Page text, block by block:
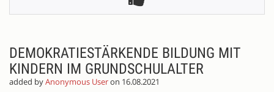
DEMOKRATIESTÄRKENDE BILDUNG MIT
KINDERN IM GRUNDSCHULALTER
added byAnonymous Useron 16.08.2021